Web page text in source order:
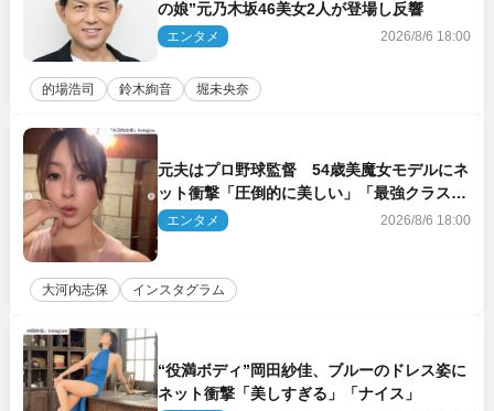
の娘”元乃木坂46美女2人が登場し反響
エンタメ 2026/8/6 18:00
的場浩司 鈴木絢音 堀未央奈
元夫はプロ野球監督 54歳美魔女モデルにネ
ット衝撃「圧倒的に美しい」「最強クラス」
「うっとり」
エンタメ 2026/8/6 18:00
大河内志保 インスタグラム
“役満ボディ”岡田紗佳、ブルーのドレス姿に
ネット衝撃「美しすぎる」「ナイス」